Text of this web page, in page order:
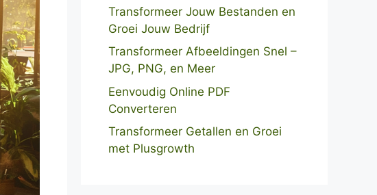
Transformeer Jouw Bestanden en
Groei Jouw Bedrijf
Transformeer Afbeeldingen Snel –
JPG, PNG, en Meer
Eenvoudig Online PDF
Converteren
Transformeer Getallen en Groei
met Plusgrowth